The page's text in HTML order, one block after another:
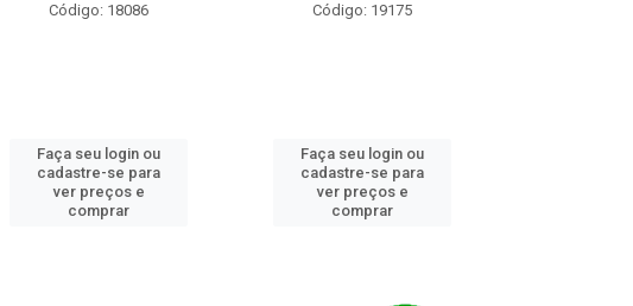
Código: 18086
Faça seu login ou
cadastre-se para
ver preços e
comprar
Código: 19175
Faça seu login ou
cadastre-se para
ver preços e
comprar